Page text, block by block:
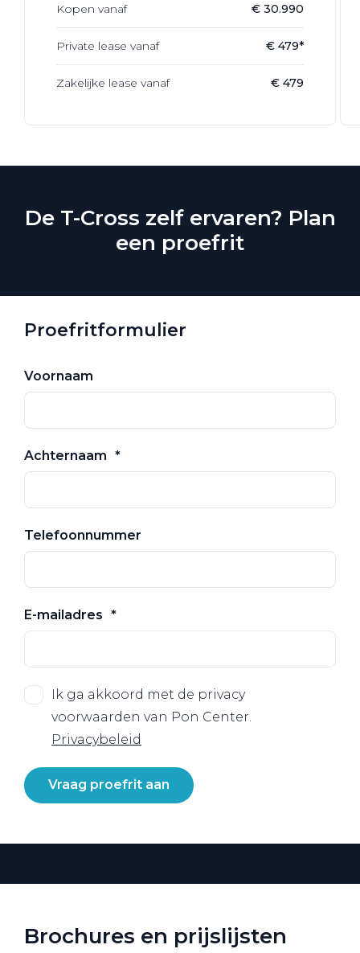
Kopen vanaf € 30.990
Private lease vanaf € 479*
Zakelijke lease vanaf € 479
De T-Cross zelf ervaren? Plan
een proefrit
Proefritformulier
Voornaam
Achternaam
Telefoonnummer
E-mailadres
Ik ga akkoord met de privacy
voorwaarden van Pon Center.
Privacybeleid
Vraag proefrit aan
Brochures en prijslijsten